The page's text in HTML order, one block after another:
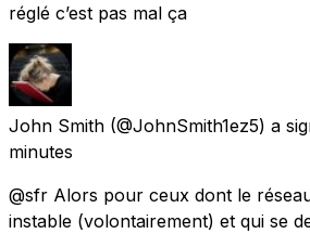
réglé c’est pas mal ça
John Smith (@JohnSmith1ez5) a
minutes
@sfr Alors pour ceux dont le
instable (volontairement) et qui se